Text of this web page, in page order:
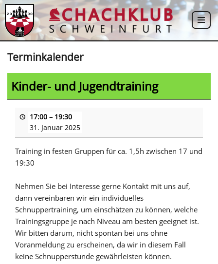
Zum
Inhalt
Terminkalender
Kinder- und Jugendtraining
17:00 – 19:30
31. Januar 2025
Training in festen Gruppen für ca. 1,5h zwischen 17 und
19:30
Nehmen Sie bei Interesse gerne Kontakt mit uns auf,
dann vereinbaren wir ein individuelles
Schnuppertraining, um einschätzen zu können, welche
Trainingsgruppe je nach Niveau am besten geeignet ist.
Wir bitten darum, nicht spontan bei uns ohne
Voranmeldung zu erscheinen, da wir in diesem Fall
keine Schnupperstunde gewährleisten können.